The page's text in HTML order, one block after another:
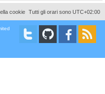
Tutti gli orari sono UTC+02:00
cookie